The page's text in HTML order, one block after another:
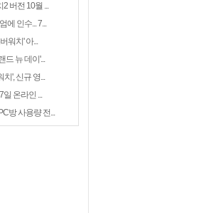
버전 10월 ...
에 인수... 7...
워치' 아...
드 뉴 데이'...
', 신규 영...
일 온라인 ...
방 사용량 전...